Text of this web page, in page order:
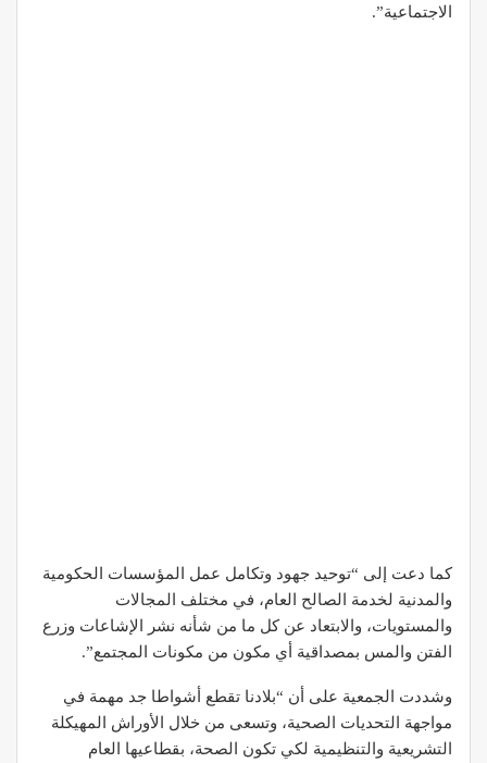
الاجتماعية”.
كما دعت إلى “توحيد جهود وتكامل عمل المؤسسات الحكومية
والمدنية لخدمة الصالح العام، في مختلف المجالات
والمستويات، والابتعاد عن كل ما من شأنه نشر الإشاعات وزرع
الفتن والمس بمصداقية أي مكون من مكونات المجتمع”.
وشددت الجمعية على أن “بلادنا تقطع أشواطا جد مهمة في
مواجهة التحديات الصحية، وتسعى من خلال الأوراش المهيكلة
التشريعية والتنظيمية لكي تكون الصحة، بقطاعيها العام